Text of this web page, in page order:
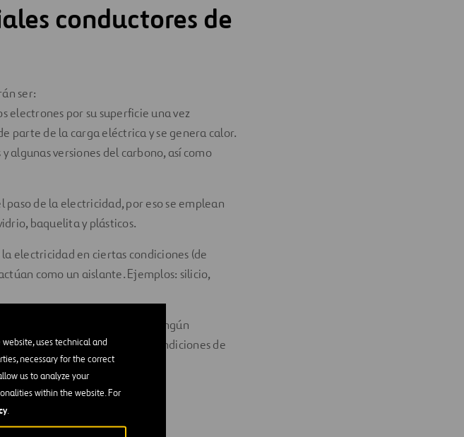
uses technical and
necessary for the correct
us to analyze your
within the website. For
.
conductores de
ser:
electrones por su superficie una vez
parte de la carga eléctrica y se genera calor.
algunas versiones del carbono, así como
paso de la electricidad, por eso se emplean
baquelita y plásticos.
electricidad en ciertas condiciones (de
como un aislante. Ejemplos: silicio,
la electricidad sin incurrir en ningún
en determinadas condiciones de